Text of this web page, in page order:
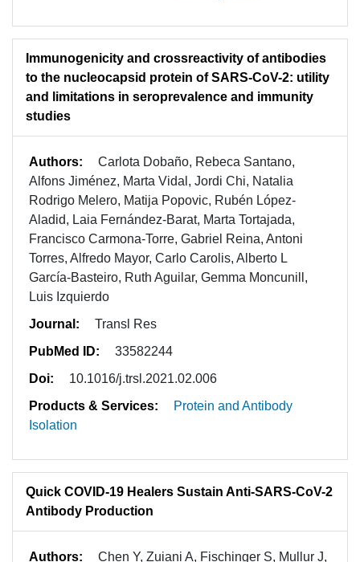
Immunogenicity and crossreactivity of antibodies
to the nucleocapsid protein of SARS-CoV-2: utility
and limitations in seroprevalence and immunity
studies
Authors:
Carlota Dobaño, Rebeca Santano,
Alfons Jiménez, Marta Vidal, Jordi Chi, Natalia
Rodrigo Melero, Matija Popovic, Rubén López-
Aladid, Laia Fernández-Barat, Marta Tortajada,
Francisco Carmona-Torre, Gabriel Reina, Antoni
Torres, Alfredo Mayor, Carlo Carolis, Alberto L
García-Basteiro, Ruth Aguilar, Gemma Moncunill,
Luis Izquierdo
Journal:
Transl Res
PubMed ID:
33582244
Doi:
10.1016/j.trsl.2021.02.006
Products & Services:
Protein and Antibody
Isolation
Quick COVID-19 Healers Sustain Anti-SARS-CoV-2
Antibody Production
Authors: Chen Y, Zuiani A, Fischinger S, Mullur J,